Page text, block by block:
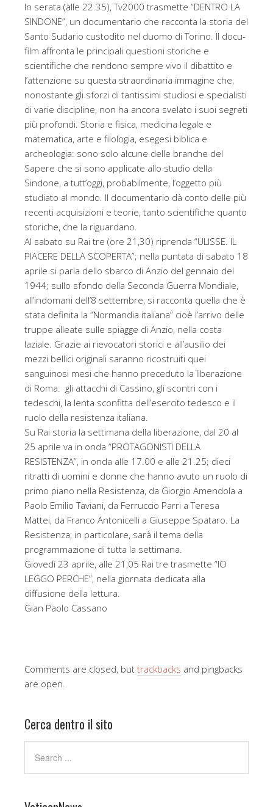
In serata (alle 22.35), Tv2000 trasmette “DENTRO LA
SINDONE”, un documentario che racconta la storia del
Santo Sudario custodito nel duomo di Torino. Il docu-
film affronta le principali questioni storiche e
scientifiche che rendono sempre vivo il dibattito e
l’attenzione su questa straordinaria immagine che,
nonostante gli sforzi di tantissimi studiosi e specialisti
di varie discipline, non ha ancora svelato i suoi segreti
più profondi. Storia e fisica, medicina legale e
matematica, arte e filologia, esegesi biblica e
archeologia: sono solo alcune delle branche del
Sapere che si sono applicate allo studio della
Sindone, a tutt’oggi, probabilmente, l’oggetto più
studiato al mondo. Il documentario dà conto delle più
recenti acquisizioni e teorie, tanto scientifiche quanto
storiche, che la riguardano.
Al sabato su Rai tre (ore 21,30) riprenda “ULISSE. IL
PIACERE DELLA SCOPERTA”; nella puntata di sabato 18
aprile si parla dello sbarco di Anzio del gennaio del
1944; sullo sfondo della Seconda Guerra Mondiale,
all’indomani dell’8 settembre, si racconta quella che è
stata definita la “Normandia italiana” cioè l’arrivo delle
truppe alleate sulle spiagge di Anzio, nella costa
laziale. Grazie ai rievocatori storici e all’ausilio dei
mezzi bellici originali saranno ricostruiti quei
sanguinosi mesi che hanno preceduto la liberazione
di Roma: gli attacchi di Cassino, gli scontri con i
tedeschi, la lenta sconfitta dell’esercito tedesco e il
ruolo della resistenza italiana.
Su Rai storia la settimana della liberazione, dal 20 al
25 aprile va in onda “PROTAGONISTI DELLA
RESISTENZA”, in onda alle 17.00 e alle 21.25; dieci
ritratti di uomini e donne che hanno avuto un ruolo di
primo piano nella Resistenza, da Giorgio Amendola a
Paolo Emilio Taviani, da Ferruccio Parri a Teresa
Mattei, da Franco Antonicelli a Giuseppe Spataro. La
Resistenza, in particolare, sarà il tema della
programmazione di tutta la settimana.
Giovedì 23 aprile, alle 21,05 Rai tre trasmette “IO
LEGGO PERCHE”, nella giornata dedicata alla
diffusione della lettura.
Gian Paolo Cassano
Comments are closed, but trackbacks and pingbacks
are open.
Cerca dentro il sito